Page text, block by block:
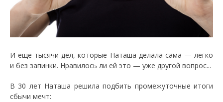
И ещё тысячи дел, которые Наташа делала сама — легко
и без запинки. Нравилось ли ей это — уже другой вопрос...
В 30 лет Наташа решила подбить промежуточные итоги
сбычи мечт: